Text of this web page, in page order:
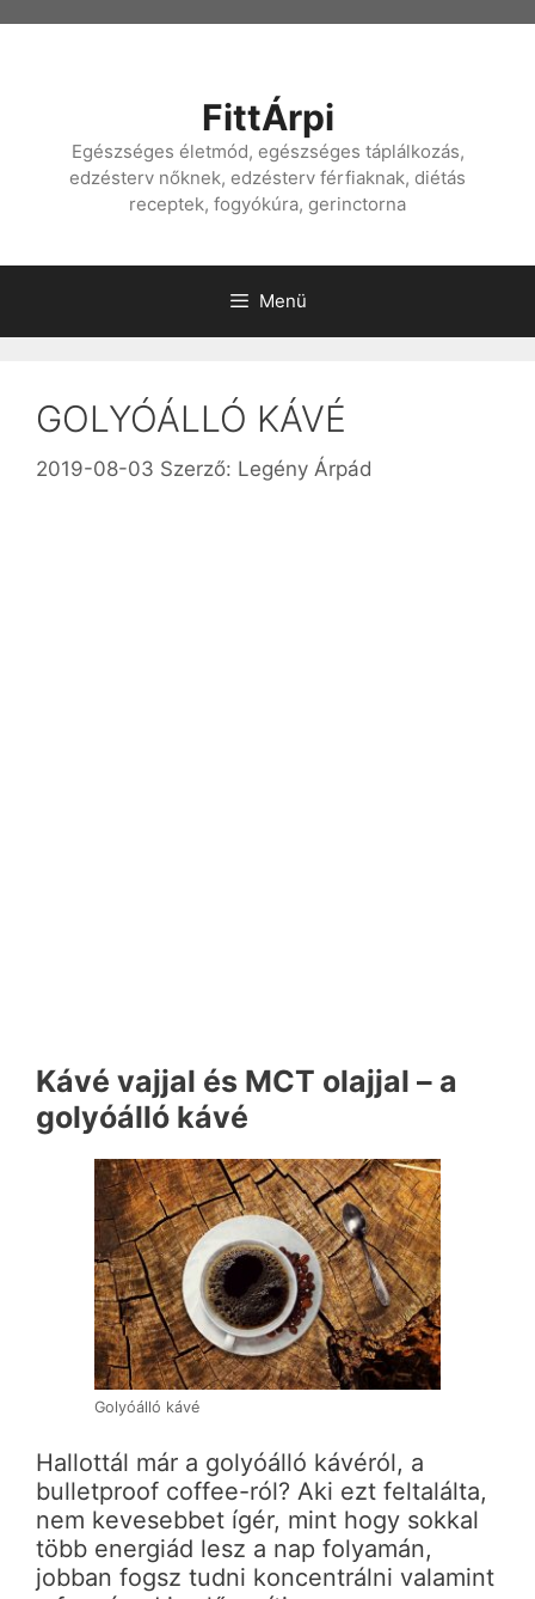
FittÁrpi
Egészséges életmód, egészséges táplálkozás,
edzésterv nőknek, edzésterv férfiaknak, diétás
receptek, fogyókúra, gerinctorna
Menü
GOLYÓÁLLÓ KÁVÉ
2019-08-03 Szerző: Legény Árpád
Kávé vajjal és MCT olajjal – a
golyóálló kávé
Golyóálló kávé
Hallottál már a golyóálló kávéról, a
bulletproof coffee-ról? Aki ezt feltalálta,
nem kevesebbet ígér, mint hogy sokkal
több energiád lesz a nap folyamán,
jobban fogsz tudni koncentrálni valamint